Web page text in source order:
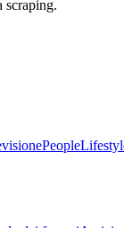
scraping.
People